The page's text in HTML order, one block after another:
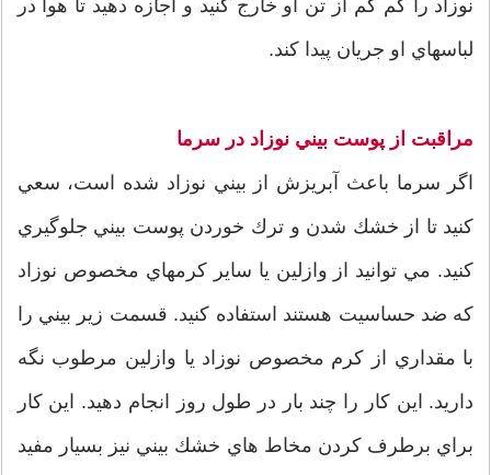
نوزاد را كم كم از تن او خارج كنيد و اجازه دهيد تا هوا در
لباسهاي او جريان پيدا كند.
مراقبت از پوست بيني نوزاد در سرما
اگر سرما باعث آبريزش از بيني نوزاد شده است، سعي
كنيد تا از خشك شدن و ترك خوردن پوست بيني جلوگيري
كنيد. مي توانيد از وازلين يا ساير كرمهاي مخصوص نوزاد
كه ضد حساسيت هستند استفاده كنيد. قسمت زير بيني را
با مقداري از كرم مخصوص نوزاد يا وازلين مرطوب نگه
داريد. اين كار را چند بار در طول روز انجام دهيد. اين كار
براي برطرف كردن مخاط هاي خشك بيني نيز بسيار مفيد